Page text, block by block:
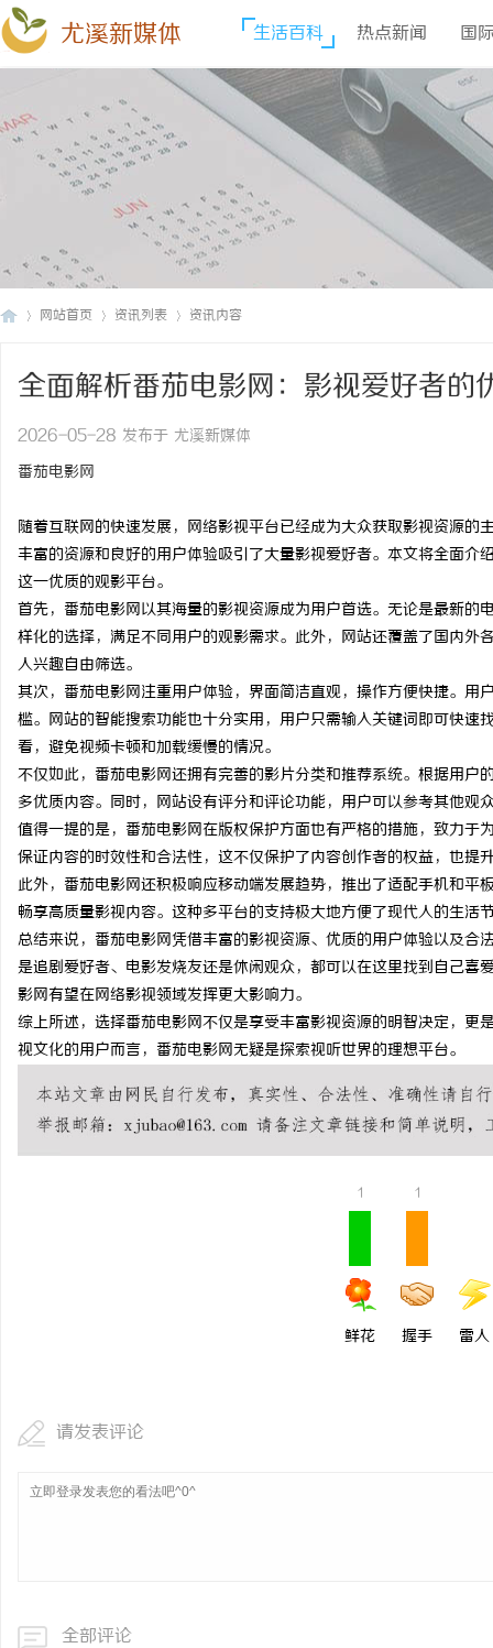
尤溪新媒体 生活百科 热点新闻 国
网站首页 资讯列表 资讯内容
全面解析番茄电影网：影视爱好者的
2026-05-28 发布于 尤溪新媒体
番茄电影网
随着互联网的快速发展，网络影视平台已经成为大众获取影视资源
丰富的资源和良好的用户体验吸引了大量影视爱好者。本文将全面
这一优质的观影平台。
首先，番茄电影网以其海量的影视资源成为用户首选。无论是最新
样化的选择，满足不同用户的观影需求。此外，网站还覆盖了国内
人兴趣自由筛选。
其次，番茄电影网注重用户体验，界面简洁直观，操作方便快捷。
槛。网站的智能搜索功能也十分实用，用户只需输入关键词即可快
看，避免视频卡顿和加载缓慢的情况。
不仅如此，番茄电影网还拥有完善的影片分类和推荐系统。根据用
多优质内容。同时，网站设有评分和评论功能，用户可以参考其他观
值得一提的是，番茄电影网在版权保护方面也有严格的措施，致力
保证内容的时效性和合法性，这不仅保护了内容创作者的权益，也提
此外，番茄电影网还积极响应移动端发展趋势，推出了适配手机和
畅享高质量影视内容。这种多平台的支持极大地方便了现代人的生活
总结来说，番茄电影网凭借丰富的影视资源、优质的用户体验以及
是追剧爱好者、电影发烧友还是休闲观众，都可以在这里找到自己
影网有望在网络影视领域发挥更大影响力。
综上所述，选择番茄电影网不仅是享受丰富影视资源的明智决定，
视文化的用户而言，番茄电影网无疑是探索视听世界的理想平台。
1
鲜花
1
握手 雷人
请发表评论
全部评论
自动定位平衡机厂家引
势